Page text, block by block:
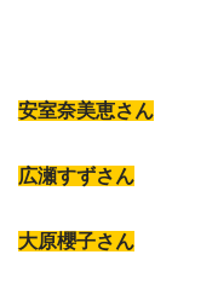
安室奈美恵さん
広瀬すずさん
大原櫻子さん